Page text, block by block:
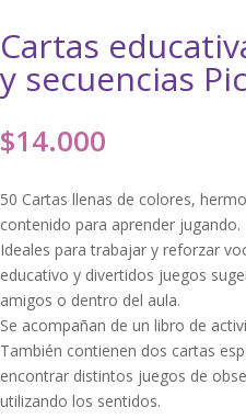
Cartas
y secuencias
$14.000
50 Cartas llenas de colores,
contenido para aprender jugando.
Ideales para trabajar y reforzar
educativo y divertidos juegos
amigos o dentro del aula.
Se acompañan de un libro de
También contienen dos cartas
encontrar distintos juegos de
utilizando los sentidos.